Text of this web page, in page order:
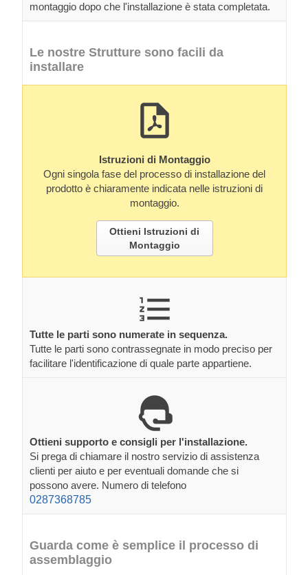
montaggio dopo che l'installazione è stata completata.
Le nostre Strutture sono facili da
installare
Istruzioni di Montaggio
Ogni singola fase del processo di installazione del
prodotto è chiaramente indicata nelle istruzioni di
montaggio.
Ottieni Istruzioni di
Montaggio
Tutte le parti sono numerate in sequenza.
Tutte le parti sono contrassegnate in modo preciso per
facilitare l'identificazione di quale parte appartiene.
Ottieni supporto e consigli per l'installazione.
Si prega di chiamare il nostro servizio di assistenza
clienti per aiuto e per eventuali domande che si
possono avere. Numero di telefono
0287368785
Guarda come è semplice il processo di
assemblaggio